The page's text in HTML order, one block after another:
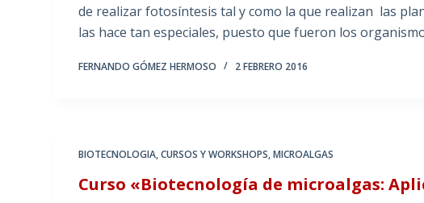
de realizar fotosíntesis tal y como la que realizan las
las hace tan especiales, puesto que fueron los
FERNANDO GÓMEZ HERMOSO 2 FEBRERO 2016
BIOTECNOLOGIA,CURSOS Y WORKSHOPS,MICROALGAS
Curso «Biotecnología de microalgas: